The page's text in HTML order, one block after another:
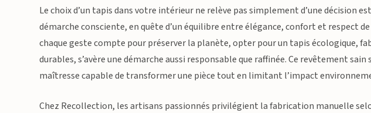
Le choix d’un tapis dans votre intérieur ne relève pas simplement d’une décision
démarche consciente, en quête d’un équilibre entre élégance, confort et respect
chaque geste compte pour préserver la planète, opter pour un tapis écologique,
durables, s’avère une démarche aussi responsable que raffinée. Ce revêtement sain
maîtresse capable de transformer une pièce tout en limitant l’impact
Chez Recollection, les artisans passionnés privilégient la fabrication manuelle